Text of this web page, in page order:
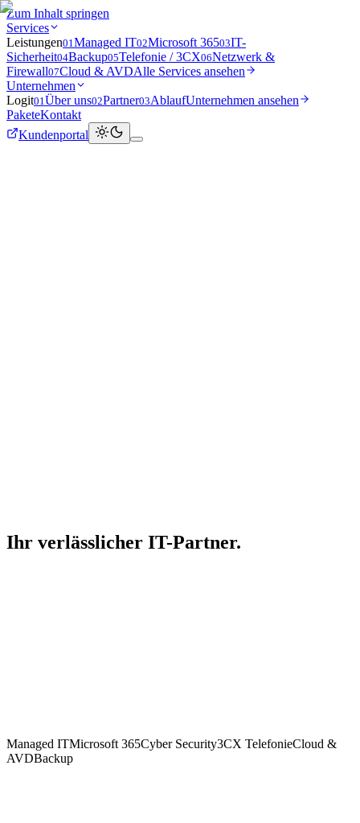
Zum Inhalt springen
Services
Leistungen01Managed IT02Microsoft 36503IT-
Sicherheit04Backup05Telefonie / 3CX06Netzwerk &
Firewall07Cloud & AVDAlle Services ansehen
Unternehmen
Logit01Über uns02Partner03AblaufUnternehmen ansehen
PaketeKontakt
Kundenportal
Ihr verlässlicher IT-Partner.
Managed ITMicrosoft 365Cyber Security3CX TelefonieCloud &
AVDBackup